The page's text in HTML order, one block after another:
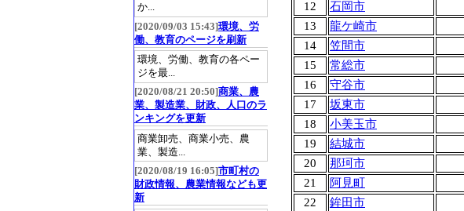
12
石岡市
13
龍ケ崎市
14
笠間市
15
常総市
16
守谷市
17
坂東市
18
小美玉市
19
結城市
20
那珂市
21
阿見町
22
鉾田市
か...
[2020/09/03 15:43]環境、労
働、教育のページを刷新
環境、労働、教育の各ペー
ジを最...
[2020/08/21 20:50]商業、農
業、製造業、財政、人口のラ
ンキングを更新
商業卸売、商業小売、農
業、製造...
[2020/08/19 16:05]市町村の
財政情報、農業情報なども更
新